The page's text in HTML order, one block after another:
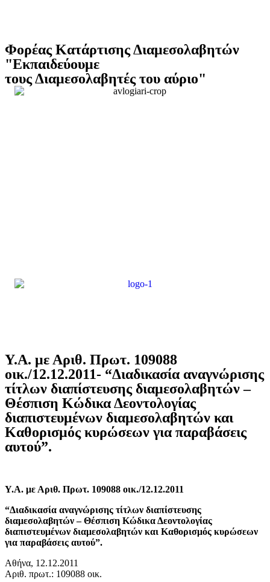
Φορέας Κατάρτισης Διαμεσολαβητών
"Εκπαιδεύουμε
τους Διαμεσολαβητές του αύριο"
Y.A. με Αριθ. Πρωτ. 109088
οικ./12.12.2011- “Διαδικασία αναγνώρισης
τίτλων διαπίστευσης διαμεσολαβητών –
Θέσπιση Κώδικα Δεοντολογίας
διαπιστευμένων διαμεσολαβητών και
Καθορισμός κυρώσεων για παραβάσεις
αυτού”.
Υ.Α. με Αριθ. Πρωτ. 109088 οικ./12.12.2011
“Διαδικασία αναγνώρισης τίτλων διαπίστευσης
διαμεσολαβητών – Θέσπιση Κώδικα Δεοντολογίας
διαπιστευμένων διαμεσολαβητών και Καθορισμός κυρώσεων
για παραβάσεις αυτού”.
Αθήνα, 12.12.2011
Αριθ. πρωτ.: 109088 οικ.